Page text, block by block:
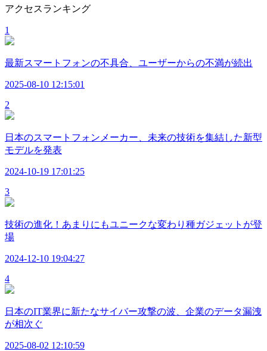
アクセスランキング
1
最新スマートフォンの不具合、ユーザーからの不満が続出
2025-08-10 12:15:01
2
日本のスマートフォンメーカー、未来の技術を集結した新型
モデルを発表
2024-10-19 17:01:25
3
技術の進化！あまりにもユニークな変わり種ガジェットが登
場
2024-12-10 19:04:27
4
日本のIT業界に新たなサイバー攻撃の波、企業のデータ漏洩
が相次ぐ
2025-08-02 12:10:59